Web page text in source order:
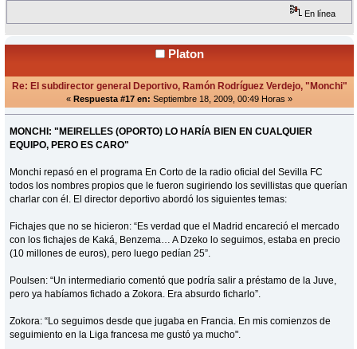
En línea
Platon
Re: El subdirector general Deportivo, Ramón Rodríguez Verdejo, "Monchi"
« Respuesta #17 en: Septiembre 18, 2009, 00:49 Horas »
MONCHI: "MEIRELLES (OPORTO) LO HARÍA BIEN EN CUALQUIER
EQUIPO, PERO ES CARO"
Monchi repasó en el programa En Corto de la radio oficial del Sevilla FC
todos los nombres propios que le fueron sugiriendo los sevillistas que querían
charlar con él. El director deportivo abordó los siguientes temas:
Fichajes que no se hicieron: “Es verdad que el Madrid encareció el mercado
con los fichajes de Kaká, Benzema… A Dzeko lo seguimos, estaba en precio
(10 millones de euros), pero luego pedían 25”.
Poulsen: “Un intermediario comentó que podría salir a préstamo de la Juve,
pero ya habíamos fichado a Zokora. Era absurdo ficharlo”.
Zokora: “Lo seguimos desde que jugaba en Francia. En mis comienzos de
seguimiento en la Liga francesa me gustó ya mucho".